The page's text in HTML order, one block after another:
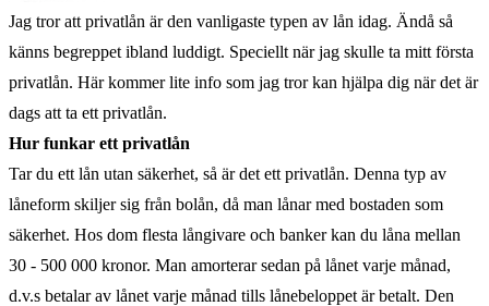
Jag tror att privatlån är den vanligaste typen av lån idag. Ändå så
känns begreppet ibland luddigt. Speciellt när jag skulle ta mitt första
privatlån. Här kommer lite info som jag tror kan hjälpa dig när det är
dags att ta ett privatlån.
Hur funkar ett privatlån
Tar du ett lån utan säkerhet, så är det ett privatlån. Denna typ av
låneform skiljer sig från bolån, då man lånar med bostaden som
säkerhet. Hos dom flesta långivare och banker kan du låna mellan
30 - 500 000 kronor. Man amorterar sedan på lånet varje månad,
d.v.s betalar av lånet varje månad tills lånebeloppet är betalt. Den